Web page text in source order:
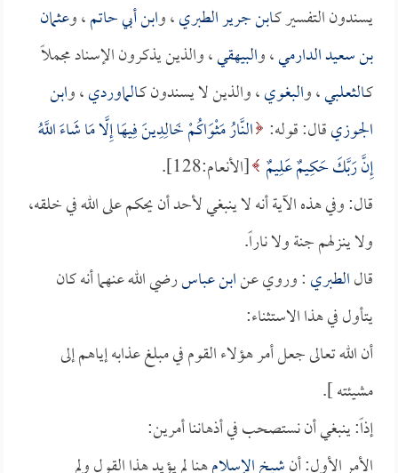
يسندون التفسير كـابن جرير الطبري، وابن أبي حاتم، وعثمان
بن سعيد الدارمي، والبيهقي، والذين يذكرون الإسناد مجملاً
كـالثعلبي، والبغوي، والذين لا يسندون كـالماوردي، وابن
الجوزيقال: قوله: النَّارُ مَثْوَاكُمْ خَالِدِينَ فِيهَا إِلَّا مَا شَاءَ اللَّهُ
إِنَّ رَبَّكَ حَكِيمٌ عَلِيمٌ [الأنعام:128].
قال: وفي هذه الآية أنه لا ينبغي لأحد أن يحكم على الله في خلقه،
ولا ينزلهم جنة ولا ناراً.
قالالطبري: وروي عنابن عباسرضي الله عنهما أنه كان
يتأول في هذا الاستثناء:
أن الله تعالى جعل أمر هؤلاء القوم في مبلغ عذابه إياهم إلى
مشيئته ].
إذاً: ينبغي أن نستصحب في أذهاننا أمرين: